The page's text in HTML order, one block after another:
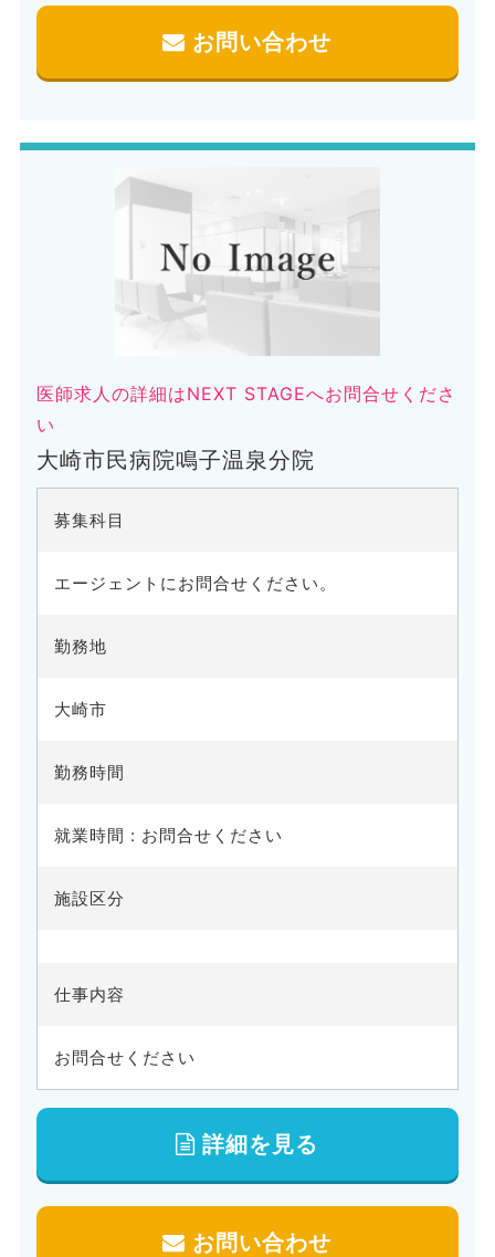
お問い合わせ
医師求人の詳細はNEXT STAGEへお問合せくださ
い
大崎市民病院鳴子温泉分院
募集科目
エージェントにお問合せください。
勤務地
大崎市
勤務時間
就業時間 : お問合せください
施設区分
仕事内容
お問合せください
詳細を見る
お問い合わせ